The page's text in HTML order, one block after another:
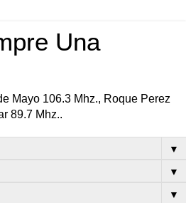
Una
Mayo 106.3 Mhz., Roque Perez
89.7 Mhz..
▼
▼
▼